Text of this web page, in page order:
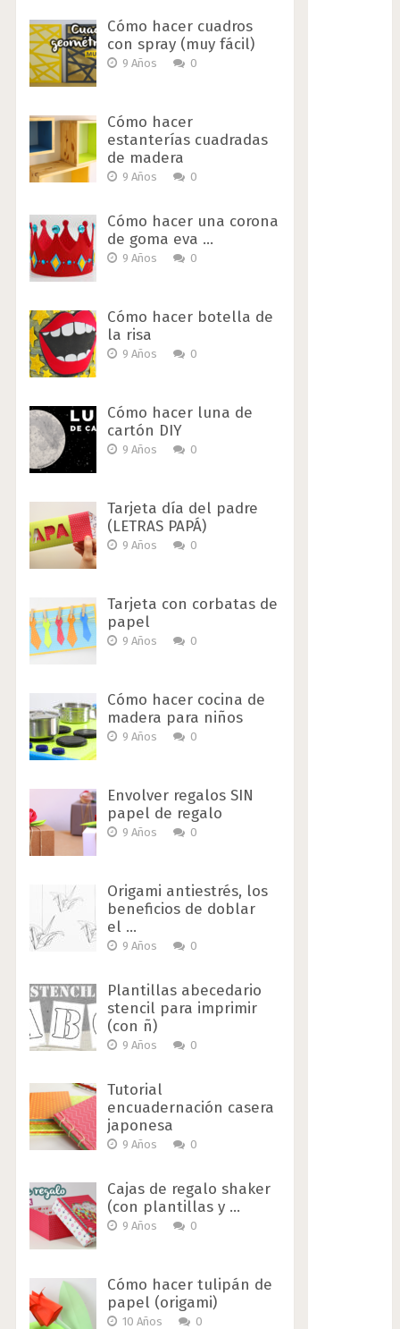
Cómo hacer cuadros
con spray (muy fácil)
9 Años 0
Cómo hacer
estanterías cuadradas
de madera
9 Años 0
Cómo hacer una corona
de goma eva …
9 Años 0
Cómo hacer botella de
la risa
9 Años 0
Cómo hacer luna de
cartón DIY
9 Años 0
Tarjeta día del padre
(LETRAS PAPÁ)
9 Años 0
Tarjeta con corbatas de
papel
9 Años 0
Cómo hacer cocina de
madera para niños
9 Años 0
Envolver regalos SIN
papel de regalo
9 Años 0
Origami antiestrés, los
beneficios de doblar
el …
9 Años 0
Plantillas abecedario
stencil para imprimir
(con ñ)
9 Años 0
Tutorial
encuadernación casera
japonesa
9 Años 0
Cajas de regalo shaker
(con plantillas y …
9 Años 0
Cómo hacer tulipán de
papel (origami)
10 Años 0